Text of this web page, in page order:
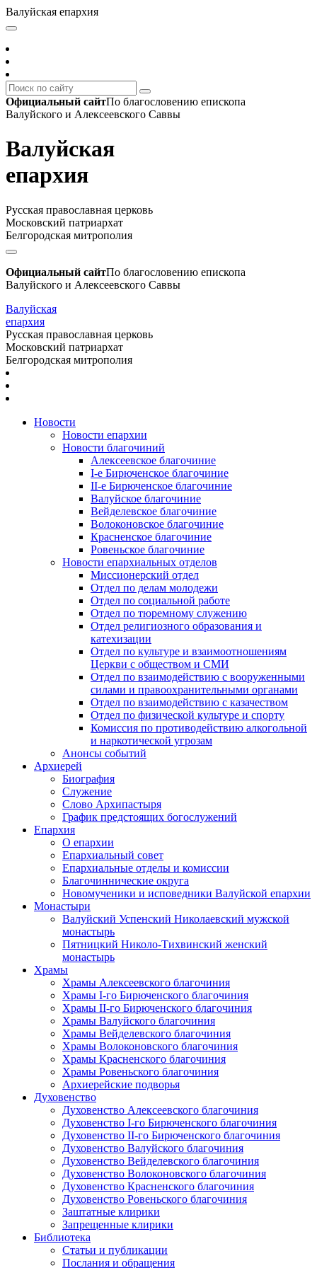
Валуйская епархия
Официальный сайтПо благословению епископа
Валуйского и Алексеевского Саввы
Валуйская
епархия
Русская православная церковь
Московский патриархат
Белгородская митрополия
Официальный сайтПо благословению епископа
Валуйского и Алексеевского Саввы
Валуйская
епархия
Русская православная церковь
Московский патриархат
Белгородская митрополия
Новости
Новости епархии
Новости благочиний
Алексеевское благочиние
I-е Бирюченское благочиние
II-е Бирюченское благочиние
Валуйское благочиние
Вейделевское благочиние
Волоконовское благочиние
Красненское благочиние
Ровеньское благочиние
Новости епархиальных отделов
Миссионерский отдел
Отдел по делам молодежи
Отдел по социальной работе
Отдел по тюремному служению
Отдел религиозного образования и
катехизации
Отдел по культуре и взаимоотношениям
Церкви с обществом и СМИ
Отдел по взаимодействию с вооруженными
силами и правоохранительными органами
Отдел по взаимодействию с казачеством
Отдел по физической культуре и спорту
Комиссия по противодействию алкогольной
и наркотической угрозам
Анонсы событий
Архиерей
Биография
Служение
Слово Архипастыря
График предстоящих богослужений
Епархия
О епархии
Епархиальный совет
Епархиальные отделы и комиссии
Благочиннические округа
Новомученики и исповедники Валуйской епархии
Монастыри
Валуйский Успенский Николаевский мужской
монастырь
Пятницкий Николо-Тихвинский женский
монастырь
Храмы
Храмы Алексеевского благочиния
Храмы I-го Бирюченского благочиния
Храмы II-го Бирюченского благочиния
Храмы Валуйского благочиния
Храмы Вейделевского благочиния
Храмы Волоконовского благочиния
Храмы Красненского благочиния
Храмы Ровеньского благочиния
Архиерейские подворья
Духовенство
Духовенство Алексеевского благочиния
Духовенство I-го Бирюченского благочиния
Духовенство II-го Бирюченского благочиния
Духовенство Валуйского благочиния
Духовенство Вейделевского благочиния
Духовенство Волоконовского благочиния
Духовенство Красненского благочиния
Духовенство Ровеньского благочиния
Заштатные клирики
Запрещенные клирики
Библиотека
Статьи и публикации
Послания и обращения